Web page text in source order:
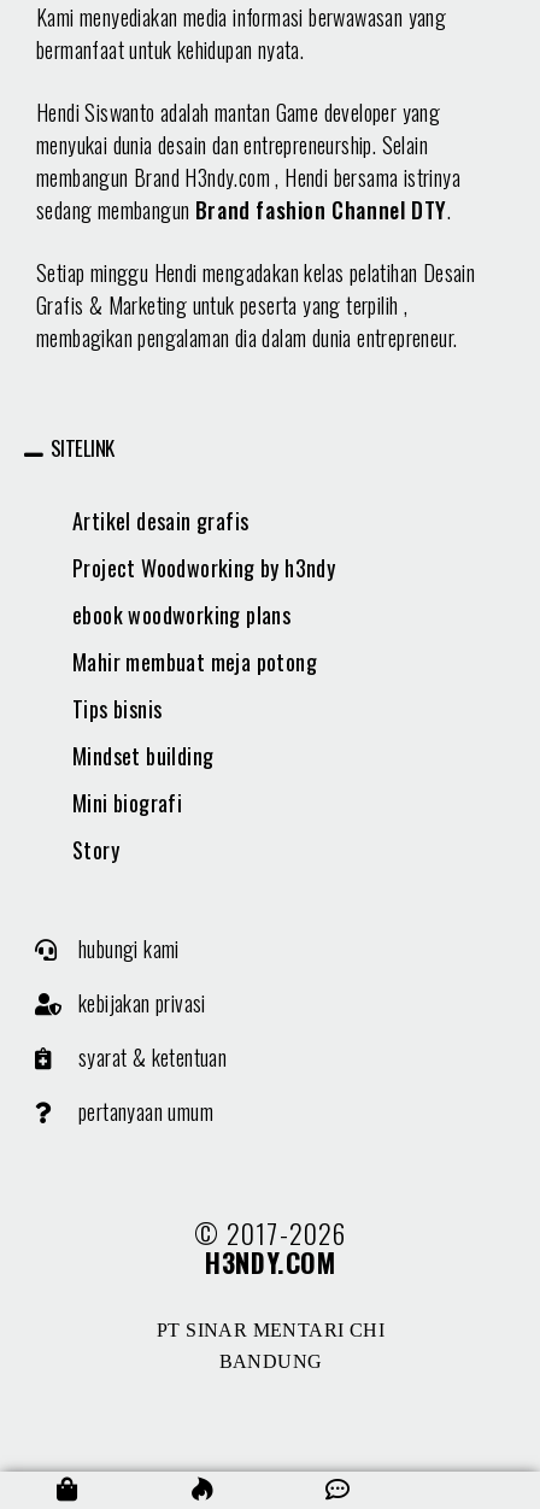
Kami menyediakan media informasi berwawasan yang
bermanfaat untuk kehidupan nyata.
Hendi Siswanto adalah mantan Game developer yang
menyukai dunia desain dan entrepreneurship. Selain
membangun Brand H3ndy.com , Hendi bersama istrinya
sedang membangun Brand fashion Channel DTY.
Setiap minggu Hendi mengadakan kelas pelatihan Desain
Grafis & Marketing untuk peserta yang terpilih ,
membagikan pengalaman dia dalam dunia entrepreneur.
SITELINK
Artikel desain grafis
Project Woodworking by h3ndy
ebook woodworking plans
Mahir membuat meja potong
Tips bisnis
Mindset building
Mini biografi
Story
hubungi kami
kebijakan privasi
syarat & ketentuan
pertanyaan umum
© 2017-2026
H3NDY.COM
PT SINAR MENTARI CHI
BANDUNG